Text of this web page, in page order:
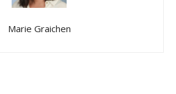
Marie Graichen